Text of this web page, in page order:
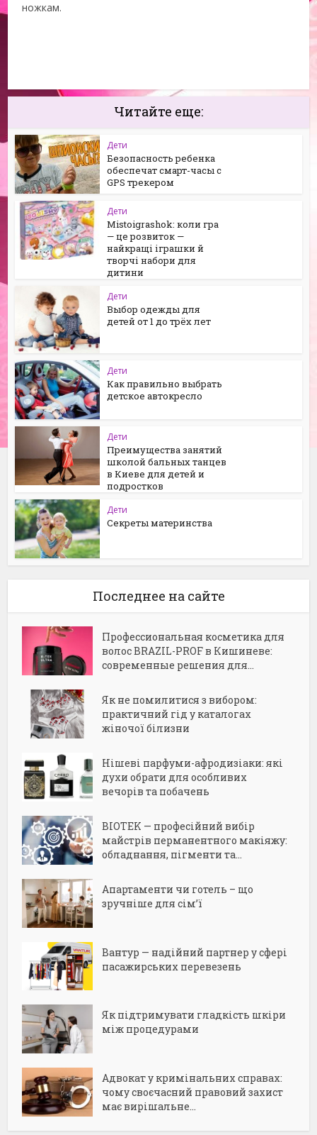
ножкам.
Читайте еще:
Дети
Безопасность ребенка
обеспечат смарт-часы с
GPS трекером
Дети
Mistoigrashok: коли гра
— це розвиток —
найкращі іграшки й
творчі набори для
дитини
Дети
Выбор одежды для
детей от 1 до трёх лет
Дети
Как правильно выбрать
детское автокресло
Дети
Преимущества занятий
школой бальных танцев
в Киеве для детей и
подростков
Дети
Секреты материнства
Последнее на сайте
Профессиональная косметика для
волос BRAZIL-PROF в Кишиневе:
современные решения для...
Як не помилитися з вибором:
практичний гід у каталогах
жіночої білизни
Нішеві парфуми-афродизіаки: які
духи обрати для особливих
вечорів та побачень
BIOTEK — професійний вибір
майстрів перманентного макіяжу:
обладнання, пігменти та...
Апартаменти чи готель – що
зручніше для сім’ї
Вантур — надійний партнер у сфері
пасажирських перевезень
Як підтримувати гладкість шкіри
між процедурами
Адвокат у кримінальних справах:
чому своєчасний правовий захист
має вирішальне...